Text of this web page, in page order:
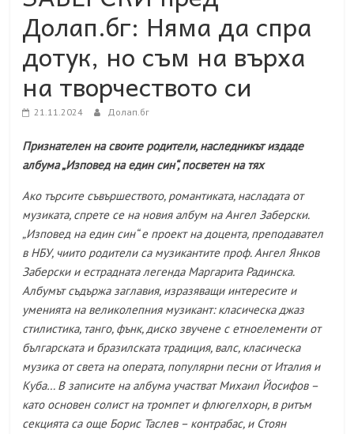
Долап.бг: Няма да спра
дотук, но съм на върха
на творчеството си
21.11.2024 Долап.бг
Признателен на своите родители, наследникът издаде
албума „Изповед на един син“, посветен на тях
Ако търсите съвършеството, романтиката, насладата от
музиката, спрете се на новия албум на Ангел Заберски.
„Изповед на един син“ е проект на доцента, преподавател
в НБУ, чиито родители са музикантите проф. Ангел Янков
Заберски и естрадната легенда Маргарита Радинска.
Албумът съдържа заглавия, изразяващи интересите и
уменията на великолепния музикант: класическа джаз
стилистика, танго, фънк, диско звучене с етноелементи от
българската и бразилската традиция, валс, класическа
музика от света на операта, популярни песни от Италия и
Куба… В записите на албума участват Михаил Йосифов –
като основен солист на тромпет и флюгелхорн, в ритъм
секцията са още Борис Таслев – контрабас, и Стоян